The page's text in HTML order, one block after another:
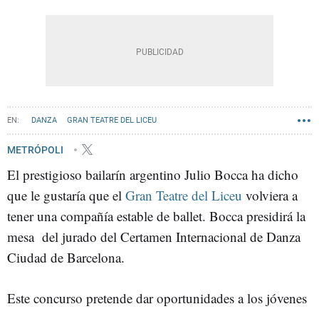
DANZA GRAN TEATRE DEL LICEU
METRÓPOLI
El prestigioso bailarín argentino Julio Bocca ha dicho
que le gustaría que el Gran Teatre del Liceu volviera a
tener una compañía estable de ballet. Bocca presidirá la
mesa del jurado del Certamen Internacional de Danza
Ciudad de Barcelona.
Este concurso pretende dar oportunidades a los jóvenes